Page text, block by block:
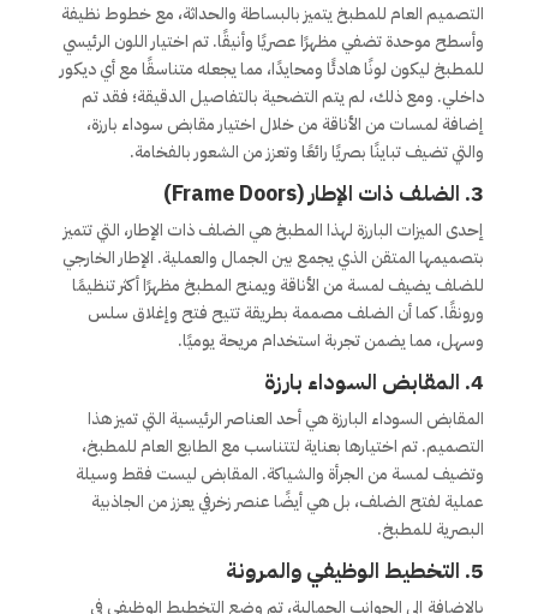
التصميم العام للمطبخ يتميز بالبساطة والحداثة، مع خطوط نظيفة
وأسطح موحدة تضفي مظهرًا عصريًا وأنيقًا. تم اختيار اللون الرئيسي
للمطبخ ليكون لونًا هادئًا ومحايدًا، مما يجعله متناسقًا مع أي ديكور
داخلي. ومع ذلك، لم يتم التضحية بالتفاصيل الدقيقة؛ فقد تم
إضافة لمسات من الأناقة من خلال اختيار مقابض سوداء بارزة،
والتي تضيف تباينًا بصريًا رائعًا وتعزز من الشعور بالفخامة.
3. الضلف ذات الإطار (Frame Doors)
إحدى الميزات البارزة لهذا المطبخ هي الضلف ذات الإطار، التي تتميز
بتصميمها المتقن الذي يجمع بين الجمال والعملية. الإطار الخارجي
للضلف يضيف لمسة من الأناقة ويمنح المطبخ مظهرًا أكثر تنظيمًا
ورونقًا. كما أن الضلف مصممة بطريقة تتيح فتح وإغلاق سلس
وسهل، مما يضمن تجربة استخدام مريحة يوميًا.
4. المقابض السوداء بارزة
المقابض السوداء البارزة هي أحد العناصر الرئيسية التي تميز هذا
التصميم. تم اختيارها بعناية لتتناسب مع الطابع العام للمطبخ،
وتضيف لمسة من الجرأة والشياكة. المقابض ليست فقط وسيلة
عملية لفتح الضلف، بل هي أيضًا عنصر زخرفي يعزز من الجاذبية
البصرية للمطبخ.
5. التخطيط الوظيفي والمرونة
بالإضافة إلى الجوانب الجمالية، تم وضع التخطيط الوظيفي في